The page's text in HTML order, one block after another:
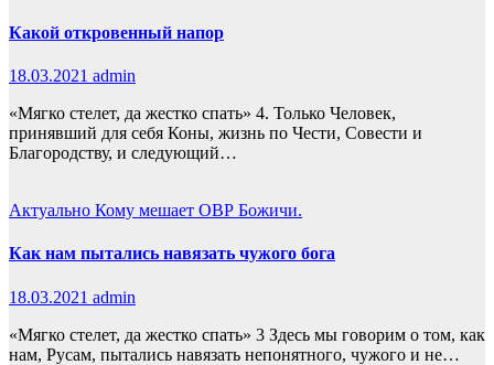
Какой откровенный напор
18.03.2021 admin
«Мягко стелет, да жестко спать» 4. Только Человек,
принявший для себя Коны, жизнь по Чести, Совести и
Благородству, и следующий…
Актуально Кому мешает ОВР Божичи.
Как нам пытались навязать чужого бога
18.03.2021 admin
«Мягко стелет, да жестко спать» 3 Здесь мы говорим о том, как
нам, Русам, пытались навязать непонятного, чужого и не…